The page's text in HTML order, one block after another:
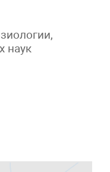
наук